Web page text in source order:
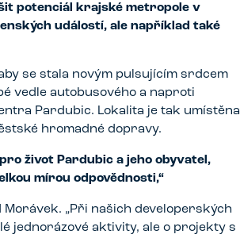
potenciál krajské metropole v
událostí, ale například také
se stala novým pulsujícím srdcem
vedle autobusového a naproti
Pardubic. Lokalita je tak umístěna
hromadné dopravy.
život Pardubic a jeho obyvatel,
mírou odpovědnosti,“
Morávek. „Při našich developerských
jednorázové aktivity, ale o projekty s